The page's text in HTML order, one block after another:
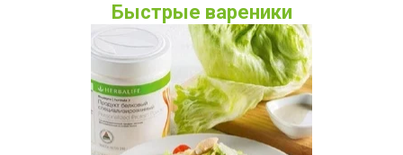
Быстрые вареники